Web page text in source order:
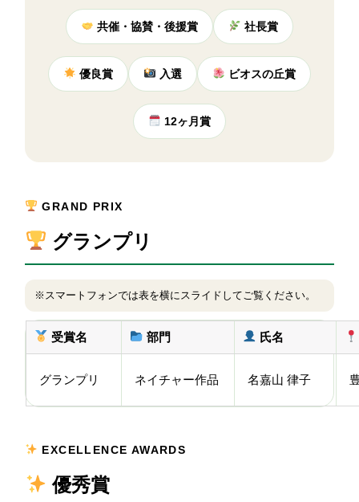
共催・協賛・後援賞 社長賞
優良賞 入選 ビオスの丘賞
12ヶ月賞
GRAND PRIX
グランプリ
※スマートフォンでは表を横にスライドしてご覧ください。
受賞名 部門 氏名
グランプリ ネイチャー作品 名嘉山 律子
EXCELLENCE AWARDS
優秀賞